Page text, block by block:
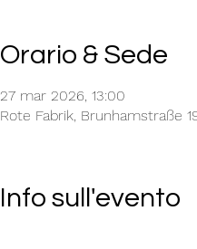
Orario & Sede
27 mar 2026, 13:00
Rote Fabrik, Brunhamstraße
Info sull'evento